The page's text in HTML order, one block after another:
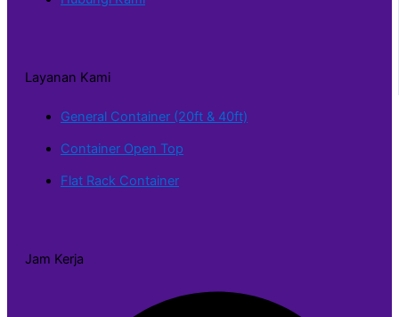
Layanan Kami
General Container (20ft & 40ft)
Container Open Top
Flat Rack Container
Jam Kerja